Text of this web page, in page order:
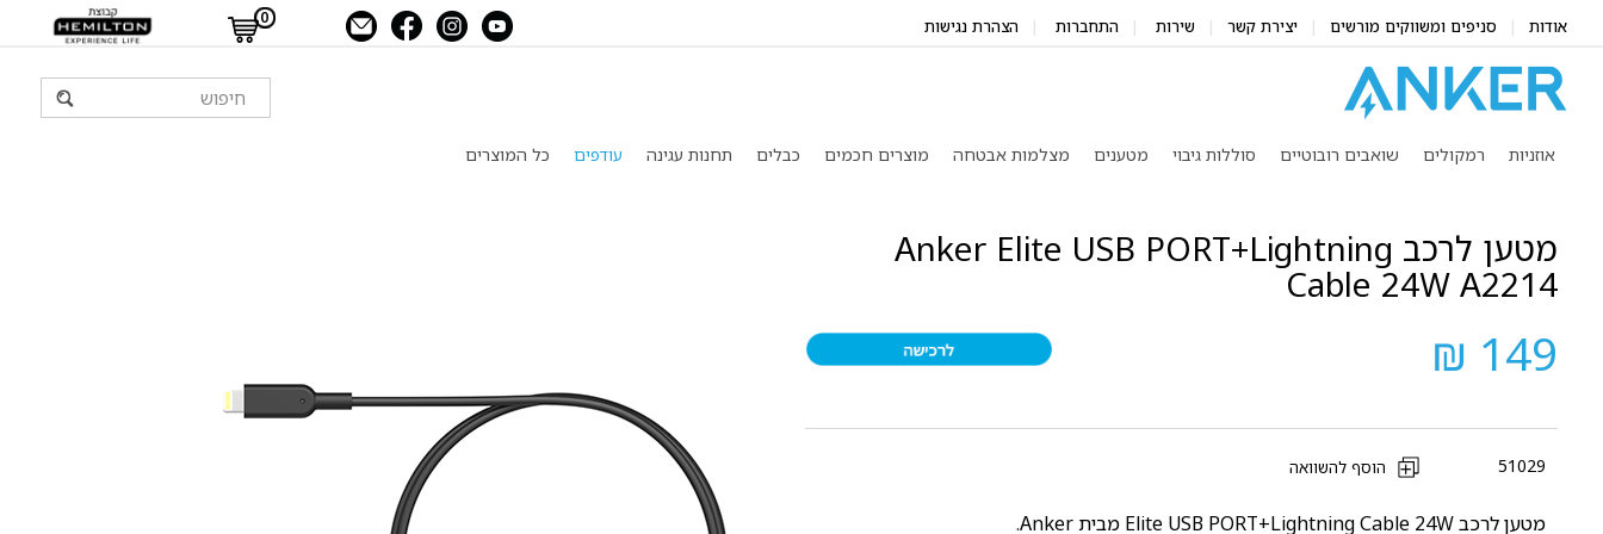
אודות סניפים ומשווקים מורשים יצירת קשר שירות התחברות הצהרת נגישות 0
אוזניות רמקולים שואבים רובוטיים סוללות גיבוי מטענים מצלמות אבטחה מוצרים חכמים כבלים תחנות עגינה עודפים כל המוצרים
מטען לרכב Anker Elite USB PORT+Lightning
Cable 24W A2214
149 ₪
51029 הוסף להשוואה
מטען לרכב Elite USB PORT+Lightning Cable 24W מבית Anker.